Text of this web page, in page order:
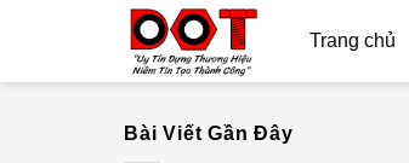
Trang chủ
Bài Viết Gần Đây